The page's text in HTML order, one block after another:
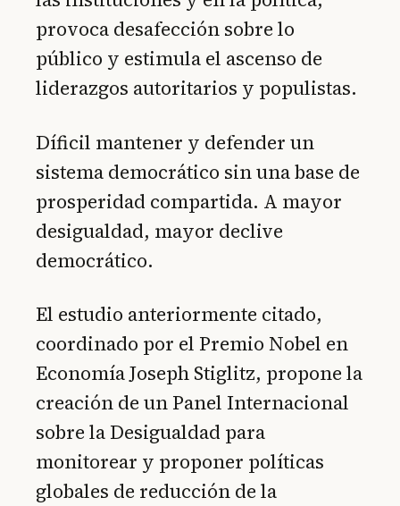
provoca desafección sobre lo
público y estimula el ascenso de
liderazgos autoritarios y populistas.
Díficil mantener y defender un
sistema democrático sin una base de
prosperidad compartida. A mayor
desigualdad, mayor declive
democrático.
El estudio anteriormente citado,
coordinado por el Premio Nobel en
Economía Joseph Stiglitz, propone la
creación de un Panel Internacional
sobre la Desigualdad para
monitorear y proponer políticas
globales de reducción de la